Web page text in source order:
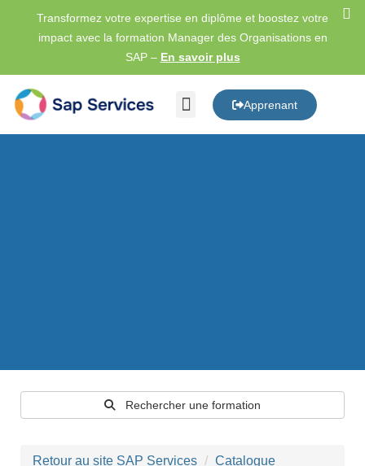
Transformez votre expertise en diplôme et boostez votre
impact avec la formation Manager des Organisations en
SAP – En savoir plus
Apprenant
Rechercher une formation
Retour au site SAP Services
Catalogue